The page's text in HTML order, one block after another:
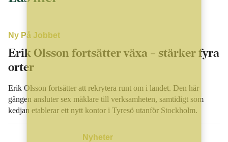
Ny På Jobbet
Erik Olsson fortsätter växa – stärker fyra
orter
Erik Olsson fortsätter att rekrytera runt om i landet. Den här
gången ansluter sex mäklare till verksamheten, samtidigt som
kedjan etablerar ett nytt kontor i Tyresö utanför Stockholm.
Nyheter